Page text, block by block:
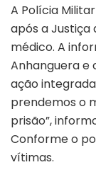
A Polícia
após a Justiça
médico. A
Anhanguera e
ação
prendemos o
prisão”,
Conforme o
vítimas.